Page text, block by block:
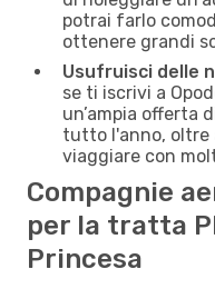
potrai farlo
ottenere grandi
Usufruisci delle
se ti iscrivi a
un’ampia offerta
tutto l'anno, oltre
viaggiare con
Compagnie
per la tratta
Princesa